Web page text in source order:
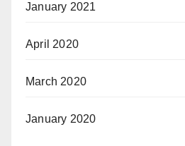
January 2021
April 2020
March 2020
January 2020